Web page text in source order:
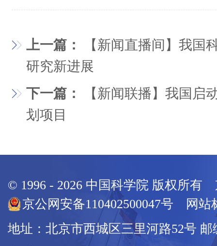
上一篇：
【新闻直播间】我国
研究新进展
下一篇：
【新闻联播】我国启
划项目
© 1996 - 2026 中国科学院 版权所有
京公网安备110402500047号 网站
地址：北京市西城区三里河路52号 邮